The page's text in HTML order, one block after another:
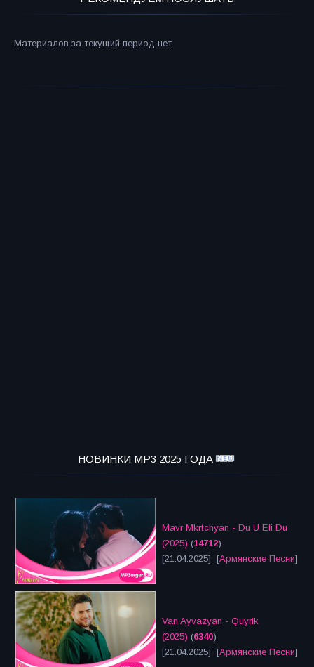
Материалов за текущий период нет.
НОВИНКИ MP3 2025 ГОДА
Mavr Mkrtchyan - Du U Eli Du
(2025) (14712)
[21.04.2025] [Армянские Песни]
Van Ayvazyan - Quyrik
(2025) (6340)
[21.04.2025] [Армянские Песни]